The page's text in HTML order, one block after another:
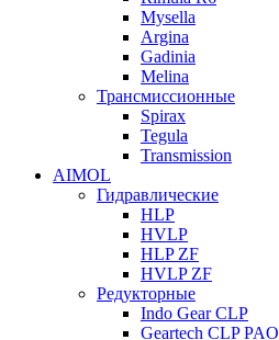
Mysella
Argina
Gadinia
Melina
Трансмиссионные
Spirax
Tegula
Transmission
AIMOL
Гидравлические
HLP
HVLP
HLP ZF
HVLP ZF
Редукторные
Indo Gear CLP
Geartech CLP PAO